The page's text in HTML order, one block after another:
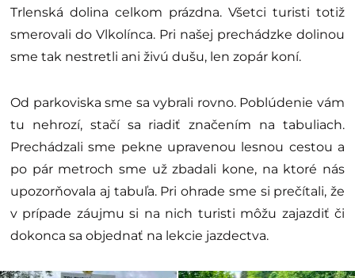
Trlenská dolina celkom prázdna. Všetci turisti totiž
smerovali do Vlkolínca. Pri našej prechádzke dolinou
sme tak nestretli ani živú dušu, len zopár koní.
Od parkoviska sme sa vybrali rovno. Poblúdenie vám
tu nehrozí, stačí sa riadiť značením na tabuliach.
Prechádzali sme pekne upravenou lesnou cestou a
po pár metroch sme už zbadali kone, na ktoré nás
upozorňovala aj tabuľa. Pri ohrade sme si prečítali, že
v prípade záujmu si na nich turisti môžu zajazdiť či
dokonca sa objednať na lekcie jazdectva.